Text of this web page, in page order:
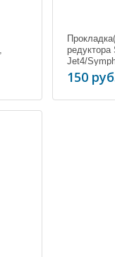
редуктора
Jet4/
125
150